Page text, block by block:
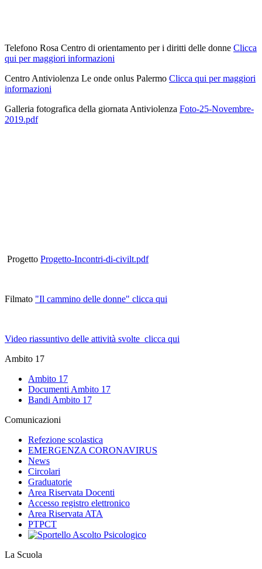
Telefono Rosa Centro di orientamento per i diritti delle donne Clicca
qui per maggiori informazioni
Centro Antiviolenza Le onde onlus Palermo Clicca qui per maggiori
informazioni
Galleria fotografica della giornata Antiviolenza Foto-25-Novembre-
2019.pdf
Progetto Progetto-Incontri-di-civilt.pdf
Filmato "Il cammino delle donne" clicca qui
Video riassuntivo delle attività svolte clicca qui
Ambito 17
Ambito 17
Documenti Ambito 17
Bandi Ambito 17
Comunicazioni
Refezione scolastica
EMERGENZA CORONAVIRUS
News
Circolari
Graduatorie
Area Riservata Docenti
Accesso registro elettronico
Area Riservata ATA
PTPCT
La Scuola